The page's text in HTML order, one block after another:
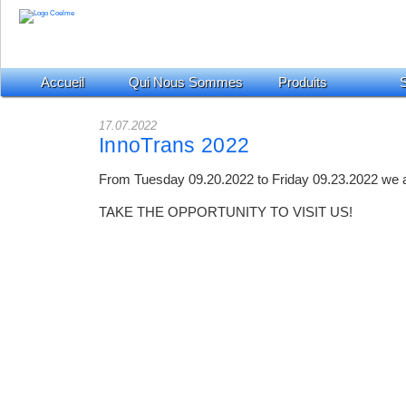
Accueil Qui Nous Sommes Produits
17.07.2022
InnoTrans 2022
From Tuesday 09.20.2022 to Friday 09.23.2022
TAKE THE OPPORTUNITY TO VISIT US!